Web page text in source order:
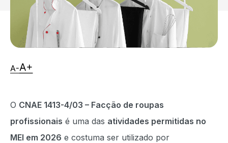
O CNAE 1413-4/03 – Facção de roupas
profissionais é uma das atividades permitidas no
MEI em 2026 e costuma ser utilizado por